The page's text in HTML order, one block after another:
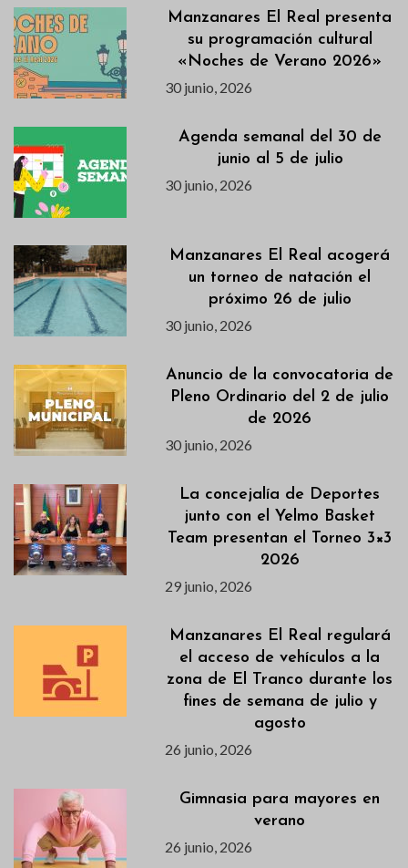
Manzanares El Real presenta
su programación cultural
«Noches de Verano 2026»
30 junio, 2026
Agenda semanal del 30 de
junio al 5 de julio
30 junio, 2026
Manzanares El Real acogerá
un torneo de natación el
próximo 26 de julio
30 junio, 2026
Anuncio de la convocatoria de
Pleno Ordinario del 2 de julio
de 2026
30 junio, 2026
La concejalía de Deportes
junto con el Yelmo Basket
Team presentan el Torneo 3×3
2026
29 junio, 2026
Manzanares El Real regulará
el acceso de vehículos a la
zona de El Tranco durante los
fines de semana de julio y
agosto
26 junio, 2026
Gimnasia para mayores en
verano
26 junio, 2026